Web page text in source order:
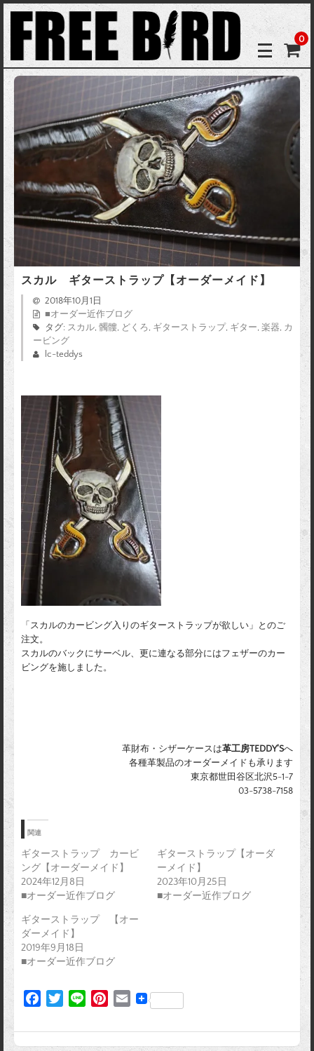
0
スカル ギターストラップ【オーダーメイド】
2018年10月1日
■オーダー近作ブログ
タグ: スカル, 髑髏, どくろ , ギターストラップ, ギター, 楽器, カ
ービング
lc-teddys
「スカルのカービング入りのギターストラップが欲しい」とのご
注文。
スカルのバックにサーベル、更に連なる部分にはフェザーのカー
ビングを施しました。
革財布・シザーケースは革工房TEDDY’Sへ
各種革製品のオーダーメイドも承ります
東京都世田谷区北沢5-1-7
03-5738-7158
関連
ギターストラップ カービ
ング【オーダーメイド】
2024年12月8日
■オーダー近作ブログ
ギターストラップ【オーダ
ーメイド】
2023年10月25日
■オーダー近作ブログ
ギターストラップ 【オー
ダーメイド】
2019年9月18日
■オーダー近作ブログ
c
i
n
n
a